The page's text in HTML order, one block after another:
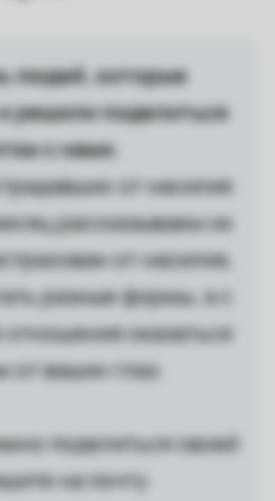
людей, которые
решили поделиться
с нами.
от насилия
рассказываем их
от насилия,
разные формы, а с
оказаться
от ваших глаз.
поделиться своей
на почту